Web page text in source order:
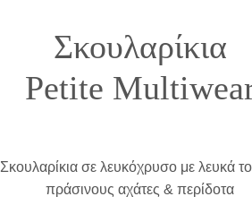
Σκουλαρίκια
Petite
Σκουλαρίκια σε λευκόχρυσο με λευκά
πράσινους αχάτες & περίδοτα